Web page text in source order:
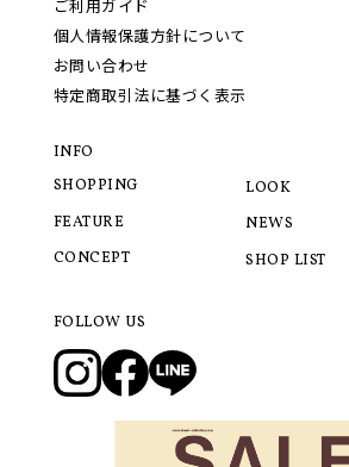
ご利用ガイド
個人情報保護方針について
お問い合わせ
特定商取引法に基づく表示
INFO
SHOPPING
FEATURE
CONCEPT
LOOK
NEWS
SHOP LIST
FOLLOW US